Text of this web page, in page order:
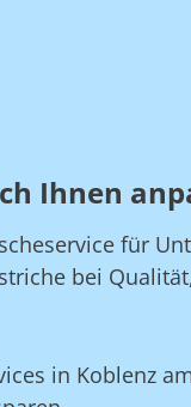
Ihnen
für
bei
in Koblenz